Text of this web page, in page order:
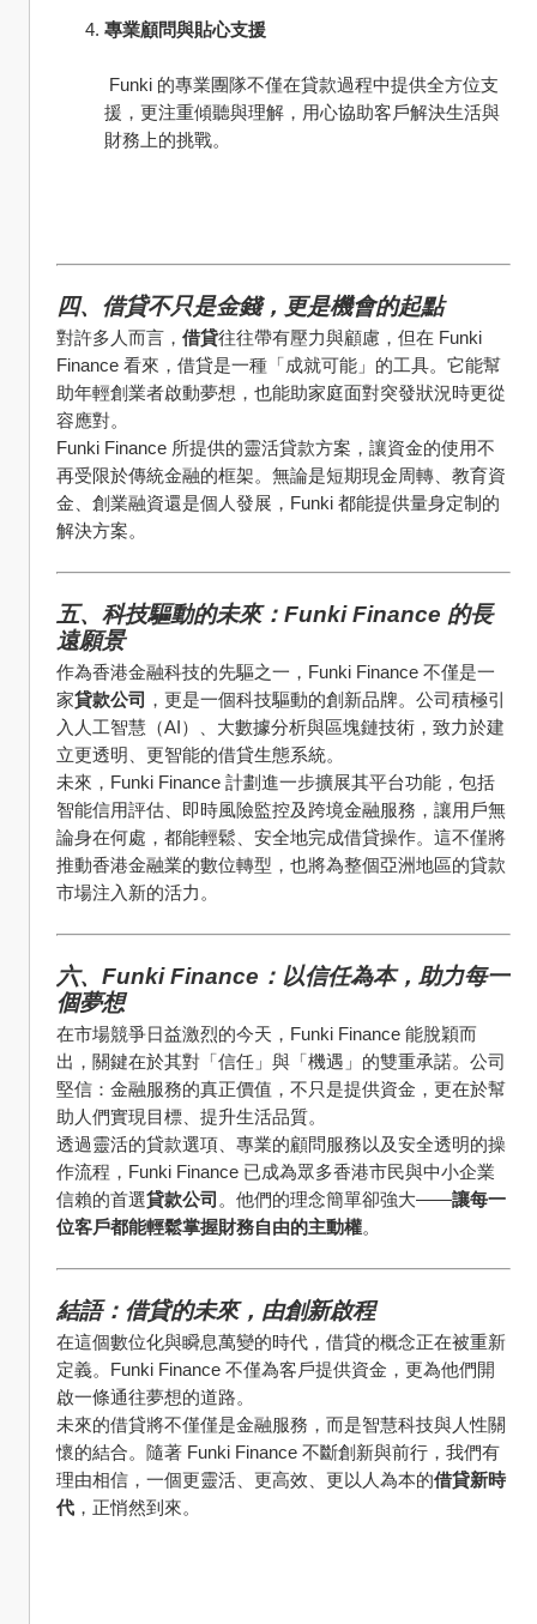
專業顧問與貼心支援
援，更注重傾聽與理解，用心協助客戶解決生活與
財務上的挑戰。
四、借貸不只是金錢，更是機會的起點
對許多人而言， 借貸往往帶有壓力與顧慮，但在 Funki
Finance 看來，借貸是一種「成就可能」的工具。它能幫
助年輕創業者啟動夢想，也能助家庭面對突發狀況時更從
容應對。
Funki Finance 所提供的靈活貸款方案，讓資金的使用不
再受限於傳統金融的框架。無論是短期現金周轉、教育資
金、創業融資還是個人發展，Funki 都能提供量身定制的
解決方案。
五、科技驅動的未來：Funki Finance 的長
遠願景
作為香港金融科技的先驅之一，Funki Finance 不僅是一
家貸款公司 ，更是一個科技驅動的創新品牌。公司積極引
入人工智慧（AI）、大數據分析與區塊鏈技術，致力於建
立更透明、更智能的借貸生態系統。
未來，Funki Finance 計劃進一步擴展其平台功能，包括
智能信用評估、即時風險監控及跨境金融服務，讓用戶無
論身在何處，都能輕鬆、安全地完成借貸操作。這不僅將
推動香港金融業的數位轉型，也將為整個亞洲地區的貸款
市場注入新的活力。
六、Funki Finance：以信任為本，助力每一
個夢想
在市場競爭日益激烈的今天，Funki Finance 能脫穎而
出，關鍵在於其對「信任」與「機遇」的雙重承諾。公司
堅信：金融服務的真正價值，不只是提供資金，更在於幫
助人們實現目標、提升生活品質。
透過靈活的貸款選項、專業的顧問服務以及安全透明的操
作流程，Funki Finance 已成為眾多香港市民與中小企業
信賴的首選貸款公司 。他們的理念簡單卻強大——讓每一
位客戶都能輕鬆掌握財務自由的主動權。
結語：借貸的未來，由創新啟程
在這個數位化與瞬息萬變的時代，借貸的概念正在被重新
定義。Funki Finance 不僅為客戶提供資金，更為他們開
啟一條通往夢想的道路。
未來的借貸將不僅僅是金融服務，而是智慧科技與人性關
懷的結合。隨著 Funki Finance 不斷創新與前行，我們有
理由相信，一個更靈活、更高效、更以人為本的借貸新時
代 ，正悄然到來。